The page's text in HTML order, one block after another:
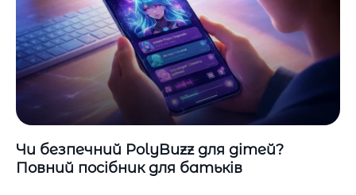
Чи безпечний PolyBuzz для дітей?
Повний посібник для батьків